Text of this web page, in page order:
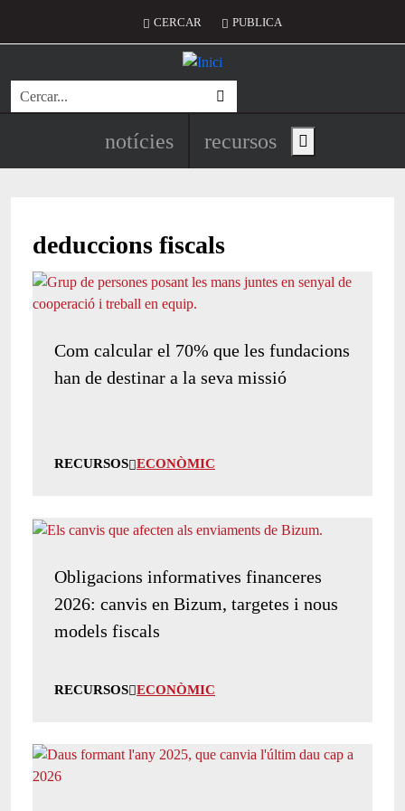
Menú del compte d'usuari
CERCAR PUBLICA
Cerca
Navegació principal de
notícies recursos Show main menu
deduccions fiscals
Com calcular el 70% que les fundacions
han de destinar a la seva missió
RECURSOS ECONÒMIC
Obligacions informatives financeres
2026: canvis en Bizum, targetes i nous
models fiscals
RECURSOS ECONÒMIC